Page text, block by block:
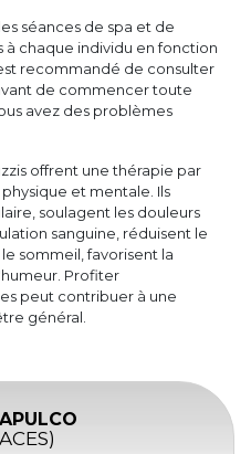
séances de spa et de
chaque individu en fonction
recommandé de consulter
de commencer toute
avez des problèmes
offrent une thérapie par
et mentale. Ils
soulagent les douleurs
sanguine, réduisent le
sommeil, favorisent la
Profiter
peut contribuer à une
général.